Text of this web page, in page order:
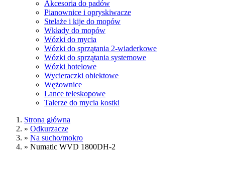
Akcesoria do padów
Pianownice i opryskiwacze
Stelaże i kije do mopów
Wkłady do mopów
Wózki do mycia
Wózki do sprzątania 2-wiaderkowe
Wózki do sprzątania systemowe
Wózki hotelowe
Wycieraczki obiektowe
Wężownice
Lance teleskopowe
Talerze do mycia kostki
Strona główna
» Odkurzacze
» Na sucho/mokro
» Numatic WVD 1800DH-2